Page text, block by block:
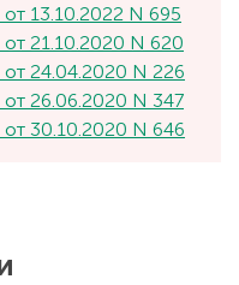
13.10.2022 N 695
21.10.2020 N 620
24.04.2020 N 226
26.06.2020 N 347
30.10.2020 N 646